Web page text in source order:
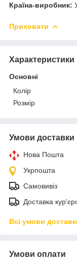
Країна-виробник:
Приховати
Характеристики
Основні
Колір
Розмір
Умови доставки
Нова Пошта
Укрпошта
Самовивіз
Доставка
Всі умови
Умови оплати